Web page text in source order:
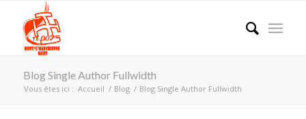
Blog Single Author Fullwidth
Vous êtes ici : Accueil / Blog / Blog Single Author Fullwidth